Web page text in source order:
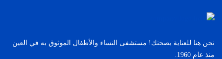
نحن هنا للعناية بصحتك! مستشفى النساء والأطفال الموثوق به في العين
منذ عام 1960.